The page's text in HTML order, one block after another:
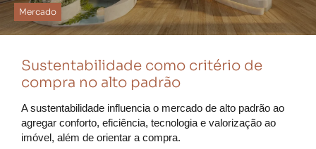
Mercado
Sustentabilidade como critério de
compra no alto padrão
A sustentabilidade influencia o mercado de alto padrão ao
agregar conforto, eficiência, tecnologia e valorização ao
imóvel, além de orientar a compra.